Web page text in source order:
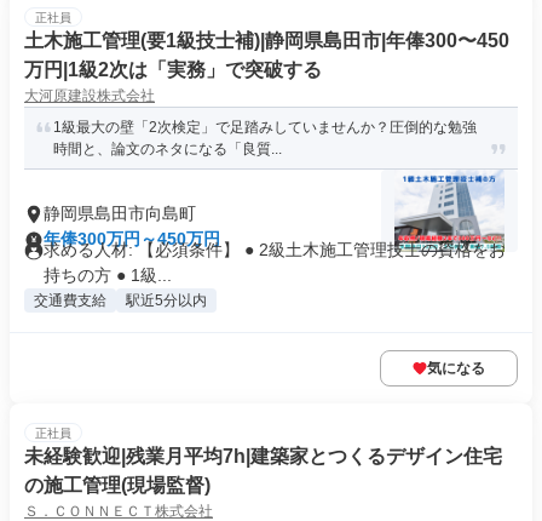
正社員
土木施工管理(要1級技士補)|静岡県島田市|年俸300〜450
万円|1級2次は「実務」で突破する
大河原建設株式会社
1級最大の壁「2次検定」で足踏みしていませんか？圧倒的な勉強
時間と、論文のネタになる「良質...
静岡県島田市向島町
年俸300万円～450万円
求める人材: 【必須条件】 ● 2級土木施工管理技士の資格をお
持ちの方 ● 1級...
交通費支給 駅近5分以内
気になる
正社員
未経験歓迎|残業月平均7h|建築家とつくるデザイン住宅
の施工管理(現場監督)
Ｓ．ＣＯＮＮＥＣＴ株式会社